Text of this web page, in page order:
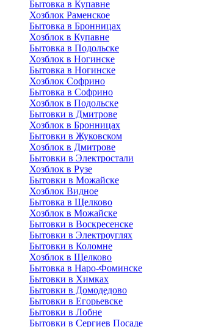
Бытовка в Купавне
Хозблок Раменское
Бытовка в Бронницах
Хозблок в Купавне
Бытовка в Подольске
Хозблок в Ногинске
Бытовка в Ногинске
Хозблок Софрино
Бытовка в Софрино
Хозблок в Подольске
Бытовки в Дмитрове
Хозблок в Бронницах
Бытовки в Жуковском
Хозблок в Дмитрове
Бытовки в Электростали
Хозблок в Рузе
Бытовки в Можайске
Хозблок Видное
Бытовкa в Щелково
Хозблок в Можайске
Бытовки в Воскресенске
Бытовки в Электроуглях
Бытовки в Коломне
Хозблок в Щелково
Бытовка в Наро-Фоминске
Бытовки в Химках
Бытовки в Домодедово
Бытовки в Егорьевске
Бытовки в Лобне
Бытовки в Сергиев Посаде